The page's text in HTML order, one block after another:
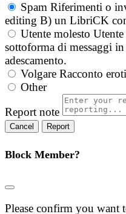
Spam Riferimenti o
editing B) un LibriCK
Utente molesto
sottoforma di messaggi
adescamento.
Volgare Racconto
Other
Report note
Report
Block Member?
Please confirm you want